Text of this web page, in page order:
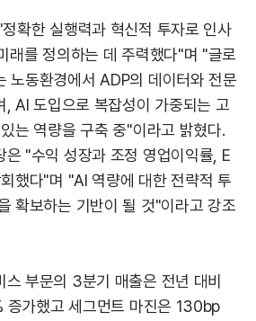
확한 실행력과 혁신적 투자로 인사
래를 정의하는 데 주력했다"며 "글로
노동환경에서 ADP의 데이터와 전문
, AI 도입으로 복잡성이 가중되는 고
는 역량을 구축 중"이라고 밝혔다.
은 "수익 성장과 조정 영업이익률, E
했다"며 "AI 역량에 대한 전략적 투
확보하는 기반이 될 것"이라고 강조
부문의 3분기 매출은 전년 대비
증가했고 세그먼트 마진은 130bp